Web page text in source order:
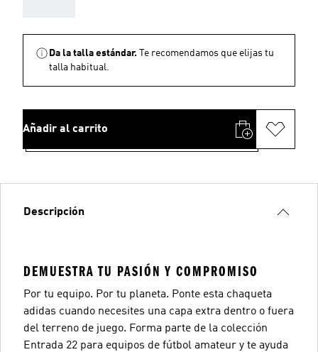
Da la talla estándar.
Te recomendamos que elijas tu
talla habitual.
Añadir al carrito
Descripción
DEMUESTRA TU PASIÓN Y COMPROMISO
Por tu equipo. Por tu planeta. Ponte esta chaqueta
adidas cuando necesites una capa extra dentro o fuera
del terreno de juego. Forma parte de la colección
Entrada 22 para equipos de fútbol amateur y te ayuda